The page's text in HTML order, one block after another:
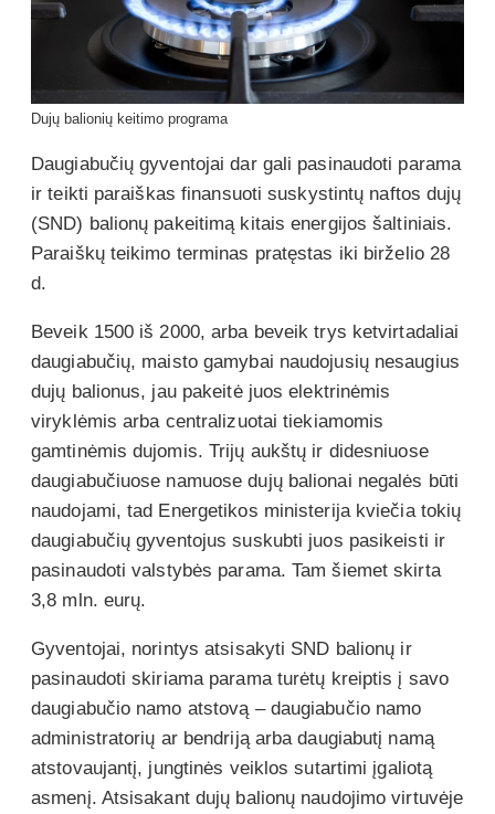
Dujų balionių keitimo programa
Daugiabučių gyventojai dar gali pasinaudoti parama
ir teikti paraiškas finansuoti suskystintų naftos dujų
(SND) balionų pakeitimą kitais energijos šaltiniais.
Paraiškų teikimo terminas pratęstas iki birželio 28
d.
Beveik 1500 iš 2000, arba beveik trys ketvirtadaliai
daugiabučių, maisto gamybai naudojusių nesaugius
dujų balionus, jau pakeitė juos elektrinėmis
viryklėmis arba centralizuotai tiekiamomis
gamtinėmis dujomis. Trijų aukštų ir didesniuose
daugiabučiuose namuose dujų balionai negalės būti
naudojami, tad Energetikos ministerija kviečia tokių
daugiabučių gyventojus suskubti juos pasikeisti ir
pasinaudoti valstybės parama. Tam šiemet skirta
3,8 mln. eurų.
Gyventojai, norintys atsisakyti SND balionų ir
pasinaudoti skiriama parama turėtų kreiptis į savo
daugiabučio namo atstovą – daugiabučio namo
administratorių ar bendriją arba daugiabutį namą
atstovaujantį, jungtinės veiklos sutartimi įgaliotą
asmenį. Atsisakant dujų balionų naudojimo virtuvėje